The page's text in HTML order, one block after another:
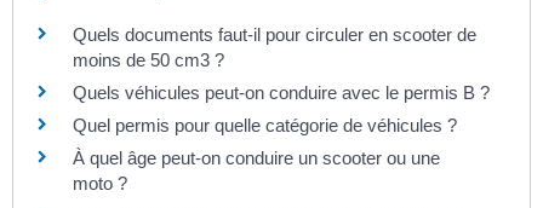
Quels documents faut-il pour circuler en scooter de
moins de 50 cm3 ?
Quels véhicules peut-on conduire avec le permis B ?
Quel permis pour quelle catégorie de véhicules ?
À quel âge peut-on conduire un scooter ou une
moto ?